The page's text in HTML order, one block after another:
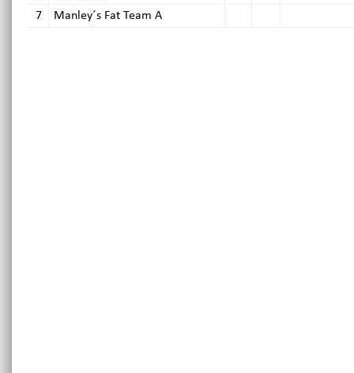
7
Manley´s Fat Team A